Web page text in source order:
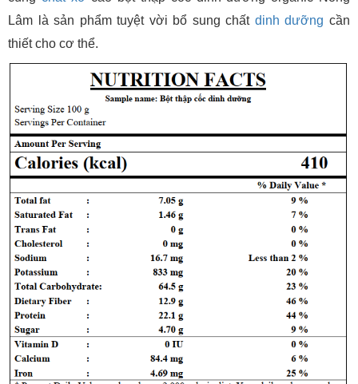
Lâm là sản phẩm tuyệt vời bổ sung chất dinh dưỡng cần
thiết cho cơ thể.